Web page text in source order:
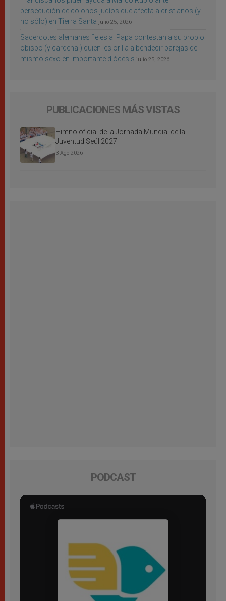
persecución de colonos judíos que afecta a cristianos (y
no sólo) en Tierra Santa julio 25, 2026
Sacerdotes alemanes fieles al Papa contestan a su propio
obispo (y cardenal) quien les orilla a bendecir parejas del
mismo sexo en importante diócesis julio 25, 2026
PUBLICACIONES MÁS VISTAS
Himno oficial de la Jornada Mundial de la
Juventud Seúl 2027
3 Ago 2026
PODCAST